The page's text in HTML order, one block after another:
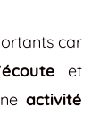
car
et
activité